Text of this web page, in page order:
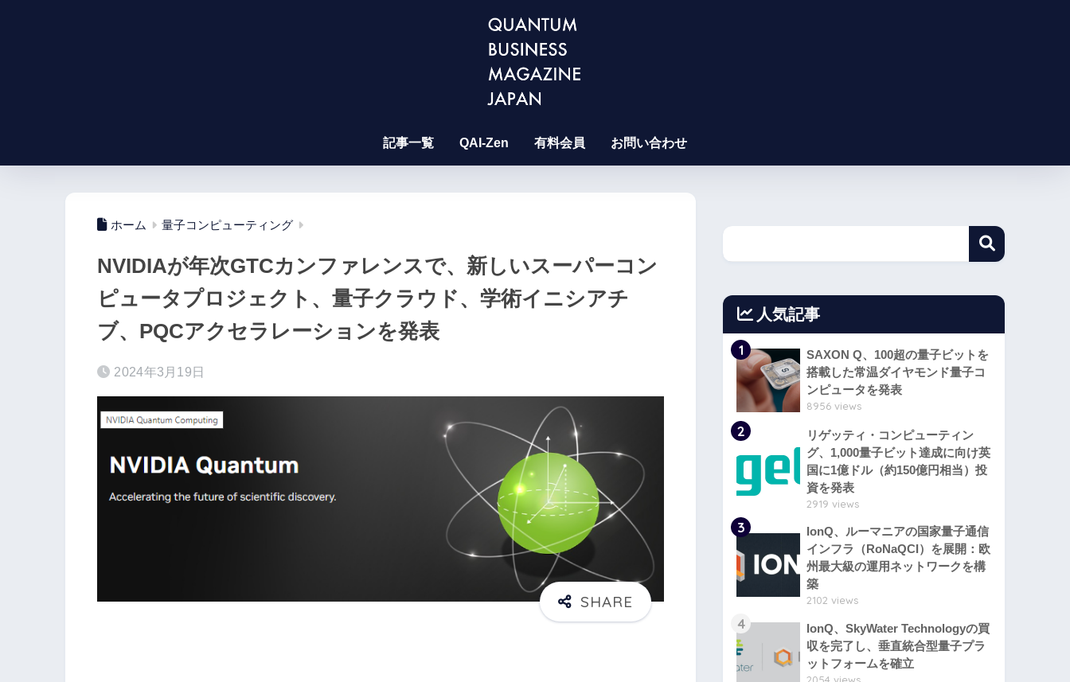
記事一覧 QAI-Zen 有料会員 お問い合わせ
ホーム 量子コンピューティング
NVIDIAが年次GTCカンファレンスで、新しいスーパーコン
ピュータプロジェクト、量子クラウド、学術イニシアチ
ブ、PQCアクセラレーションを発表
2024年3月19日
人気記事
1
SAXON Q、100超の量子ビットを
搭載した常温ダイヤモンド量子コ
ンピュータを発表
8956 views
2
リゲッティ・コンピューティン
グ、1,000量子ビット達成に向け英
国に1億ドル（約150億円相当）投
資を発表
2919 views
3
IonQ、ルーマニアの国家量子通信
インフラ（RoNaQCI）を展開：欧
州最大級の運用ネットワークを構
築
2102 views
4
IonQ、SkyWater Technologyの買
収を完了し、垂直統合型量子プラ
ットフォームを確立